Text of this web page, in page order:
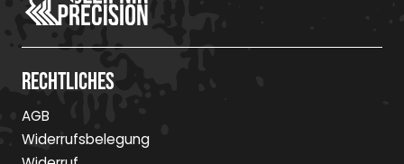
Rechtliches
AGB
Widerrufsbelegung